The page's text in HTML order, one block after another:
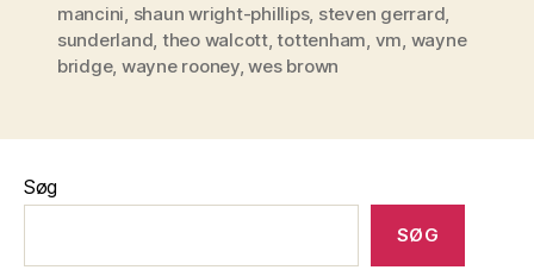
mancini, shaun wright-phillips, steven gerrard,
sunderland, theo walcott,tottenham, vm, wayne
bridge, wayne rooney,wes brown
Søg
SØG